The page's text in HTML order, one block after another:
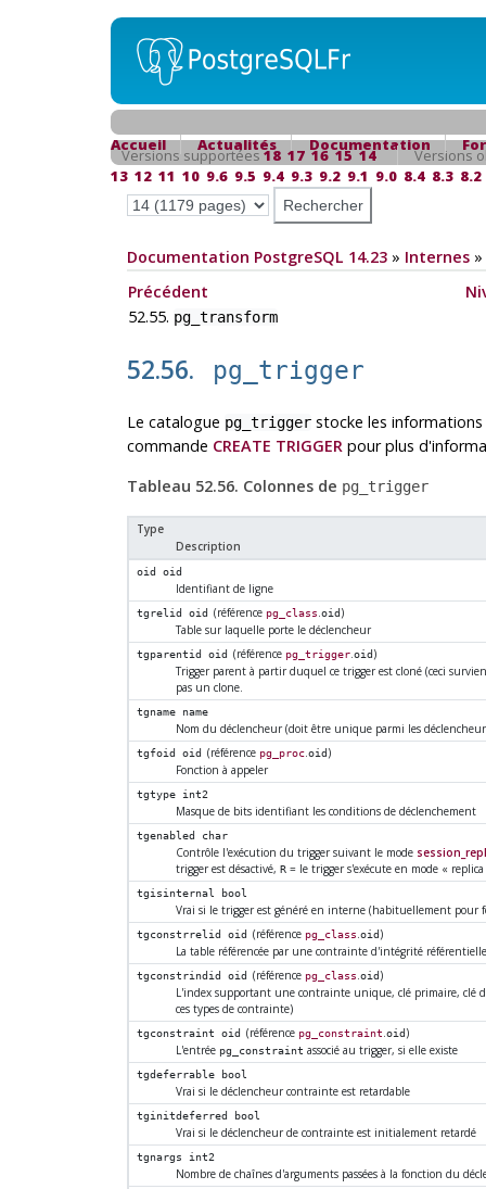
Accueil Actualités Documentation
Versions supportées18 17 16 15 14
Versions
13 12 11 10 9.6 9.5 9.4 9.3 9.2 9.1 9.0 8.4 8.3 8.2
Documentation PostgreSQL 14.23» Internes»
Précédent
52.55. pg_transform
52.56. pg_trigger
Le catalogue pg_triggerstocke les informations
commande CREATE TRIGGERpour plus
Tableau 52.56. Colonnes de pg_trigger
Type
Description
oid oid
Identifiant de ligne
tgrelid oid (référence pg_class.oid)
Table sur laquelle porte le déclencheur
tgparentid oid (référence pg_trigger.oid)
Trigger parent à partir duquel ce trigger est cloné (ceci
pas un clone.
tgname name
Nom du déclencheur (doit être unique parmi les
tgfoid oid (référence pg_proc.oid)
Fonction à appeler
tgtype int2
Masque de bits identifiant les conditions de déclenchement
tgenabled char
Contrôle l'exécution du trigger suivant le mode
trigger est désactivé, R= le trigger s'exécute en mode « replica
tgisinternal bool
Vrai si le trigger est généré en interne (habituellement pour
tgconstrrelid oid (référence pg_class.oid)
La table référencée par une contrainte d'intégrité
tgconstrindid oid (référence pg_class.oid)
L'index supportant une contrainte unique, clé primaire, clé
ces types de contrainte)
tgconstraint oid (référence pg_constraint.oid)
L'entrée pg_constraint associé au trigger, si elle existe
tgdeferrable bool
Vrai si le déclencheur contrainte est retardable
tginitdeferred bool
Vrai si le déclencheur de contrainte est initialement retardé
tgnargs int2
Nombre de chaînes d'arguments passées à la fonction du